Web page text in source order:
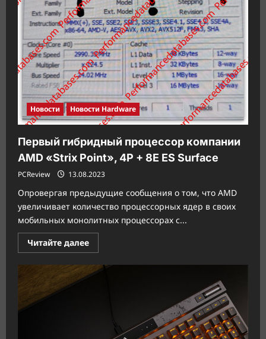
Новости Новости Hardware
Первый гибридный процессор компании
AMD «Strix Point», 4P + 8E ES Surface
PCReview 13.08.2023
Опровергая предыдущие сообщения о том, что AMD
увеличивает количество процессорных ядер в своих
мобильных монолитных процессорах с...
Читайте далееПрочитать
больше
Первый
гибридный